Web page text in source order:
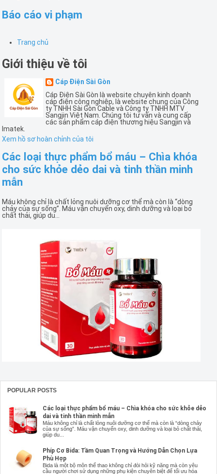
Báo cáo vi phạm
Trang chủ
Giới thiệu về tôi
Cáp Điện Sài Gòn
Cáp Điện Sài Gòn là website chuyên kinh doanh
cáp điện công nghiệp, là website chung của Công
ty TNHH Sài Gòn Cable và Công ty TNHH MTV
Sangjin Việt Nam. Chúng tôi tư vấn và cung cấp
các sản phẩm cáp điện thương hiệu Sangjin và
Imatek.
Xem hồ sơ hoàn chỉnh của tôi
Các loại thực phẩm bổ máu – Chìa khóa
cho sức khỏe dẻo dai và tinh thần minh
mẫn
Máu không chỉ là chất lỏng nuôi dưỡng cơ thể mà còn là “dòng
chảy của sự sống”. Máu vận chuyển oxy, dinh dưỡng và loại bỏ
chất thải, giúp du...
POPULAR POSTS
Các loại thực phẩm bổ máu – Chìa khóa cho sức khỏe dẻo
dai và tinh thần minh mẫn
Máu không chỉ là chất lỏng nuôi dưỡng cơ thể mà còn là “dòng chảy
của sự sống”. Máu vận chuyển oxy, dinh dưỡng và loại bỏ chất thải,
giúp du...
Phíp Cơ Bida: Tầm Quan Trọng và Hướng Dẫn Chọn Lựa
Phù Hợp
Bida là một bộ môn thể thao không chỉ đòi hỏi kỹ năng mà còn yêu
cầu người chơi sử dụng những phụ kiện chuyên biệt để tối ưu hóa